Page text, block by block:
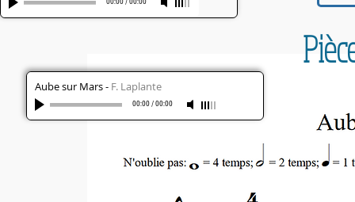
Aube sur Mars- F. Laplante
00:00/00:00